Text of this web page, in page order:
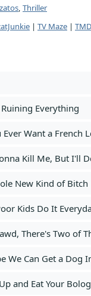
, Thriller
| TV Maze |
Ruining Everything
Ever Want a French
Kill Me, But I'll
New Kind of Bitch
Kids Do It
There's Two of
We Can Get a Dog
and Eat Your